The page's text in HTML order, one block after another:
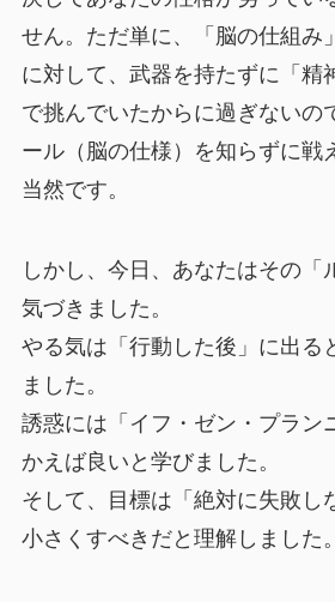
せん。ただ単に、「脳の仕組み
に対して、武器を持たずに「精
で挑んでいたからに過ぎないの
ール（脳の仕様）を知らずに戦
当然です。
しかし、今日、あなたはその「
気づきました。
やる気は「行動した後」に出る
ました。
誘惑には「イフ・ゼン・プラン
かえば良いと学びました。
そして、目標は「絶対に失敗し
小さくすべきだと理解しました。